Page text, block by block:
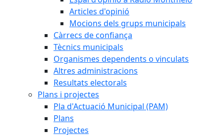
Articles d'opinió
Mocions dels grups municipals
Càrrecs de confiança
Tècnics municipals
Organismes dependents o vinculats
Altres administracions
Resultats electorals
Plans i projectes
Pla d'Actuació Municipal (PAM)
Plans
Projectes